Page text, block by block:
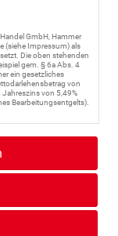
GmbH, Hammer
(siehe Impressum) als
Die oben stehenden
gem. § 6a Abs. 4
ein gesetzliches
von
Jahreszins von 5,49%
Bearbeitungsentgelts).